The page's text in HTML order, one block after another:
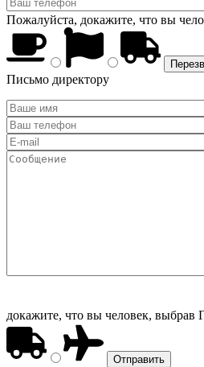
Пожалуйста, докажите, что вы
Письмо директору
докажите, что вы человек, выбрав